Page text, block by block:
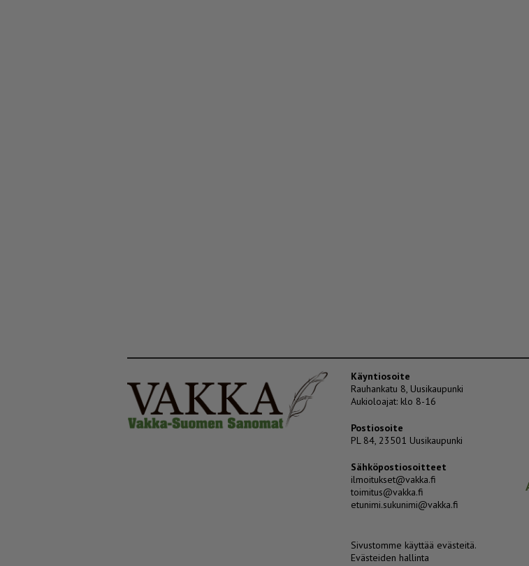
Käyntiosoite
Rauhankatu 8, Uusikaupunki
Aukioloajat: klo 8-16
Postiosoite
PL 84, 23501 Uusikaupunki
Sähköpostiosoitteet
ilmoitukset@vakka.fi
toimitus@vakka.fi
etunimi.sukunimi@vakka.fi
Sivustomme käyttää evästeitä.
Evästeiden hallinta